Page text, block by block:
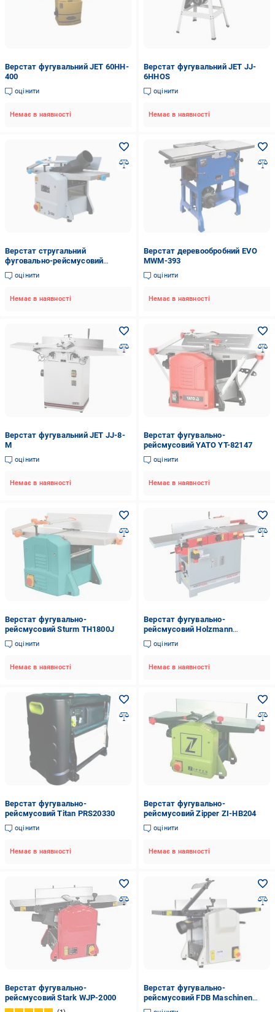
Верстат фугувальний JET 60HH-
400
оцінити
Немає в наявності
Верстат фугувальний JET JJ-
6HHOS
оцінити
Немає в наявності
Верстат стругальний
фуговально-рейсмусовий
MacAllister 1 500 W
(725239206_ol24)
оцінити
Немає в наявності
Верстат деревообробний EVO
MWM-393
оцінити
Немає в наявності
Верстат фугувальний JET JJ-8-
M
оцінити
Немає в наявності
Верстат фугувально-
рейсмусовий YATO YT-82147
оцінити
Немає в наявності
Верстат фугувально-
рейсмусовий Sturm TH1800J
оцінити
Немає в наявності
Верстат фугувально-
рейсмусовий Holzmann
HOB410PRO_400V
оцінити
Немає в наявності
Верстат фугувально-
рейсмусовий Titan PRS20330
оцінити
Немає в наявності
Верстат фугувально-
рейсмусовий Zipper ZI-HB204
оцінити
Немає в наявності
Верстат фугувально-
рейсмусовий Stark WJP-2000
Верстат фугувально-
рейсмусовий FDB Maschinen
MLС25 827172